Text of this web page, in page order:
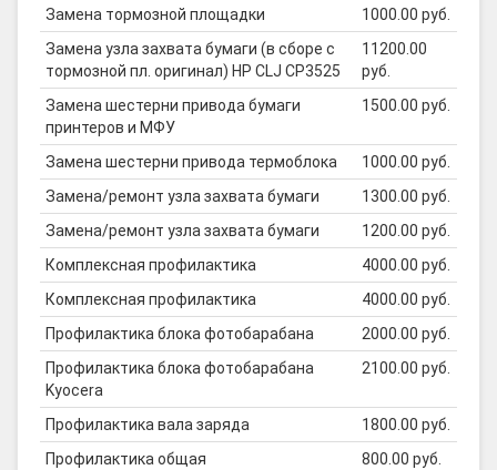
Замена тормозной площадки
1000.00 руб.
Замена узла захвата бумаги (в сборе с
тормозной пл. оригинал) HP CLJ CP3525
11200.00
руб.
Замена шестерни привода бумаги
принтеров и МФУ
1500.00 руб.
Замена шестерни привода термоблока
1000.00 руб.
Замена/ремонт узла захвата бумаги
1300.00 руб.
Замена/ремонт узла захвата бумаги
1200.00 руб.
Комплексная профилактика
4000.00 руб.
Комплексная профилактика
4000.00 руб.
Профилактика блока фотобарабана
2000.00 руб.
Профилактика блока фотобарабана
Kyocera
2100.00 руб.
Профилактика вала заряда
1800.00 руб.
Профилактика общая
800.00 руб.